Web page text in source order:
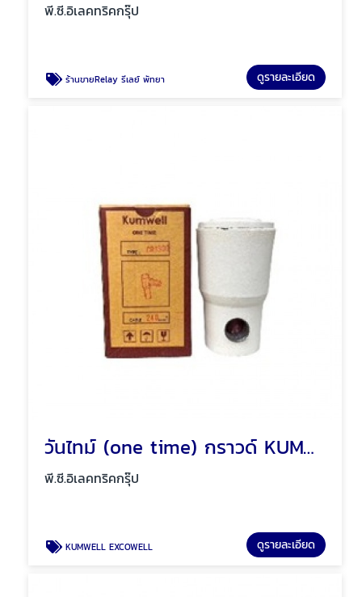
พี.ซี.อิเลคทริคกรุ๊ป
ร้านขายRelay รีเลย์ พัทยา ดูรายละเอียด
วันไทม์ (one time) กราวด์ KUMWELL EXCOWELL พัทยา ชลบุรี
พี.ซี.อิเลคทริคกรุ๊ป
KUMWELL EXCOWELL ดูรายละเอียด